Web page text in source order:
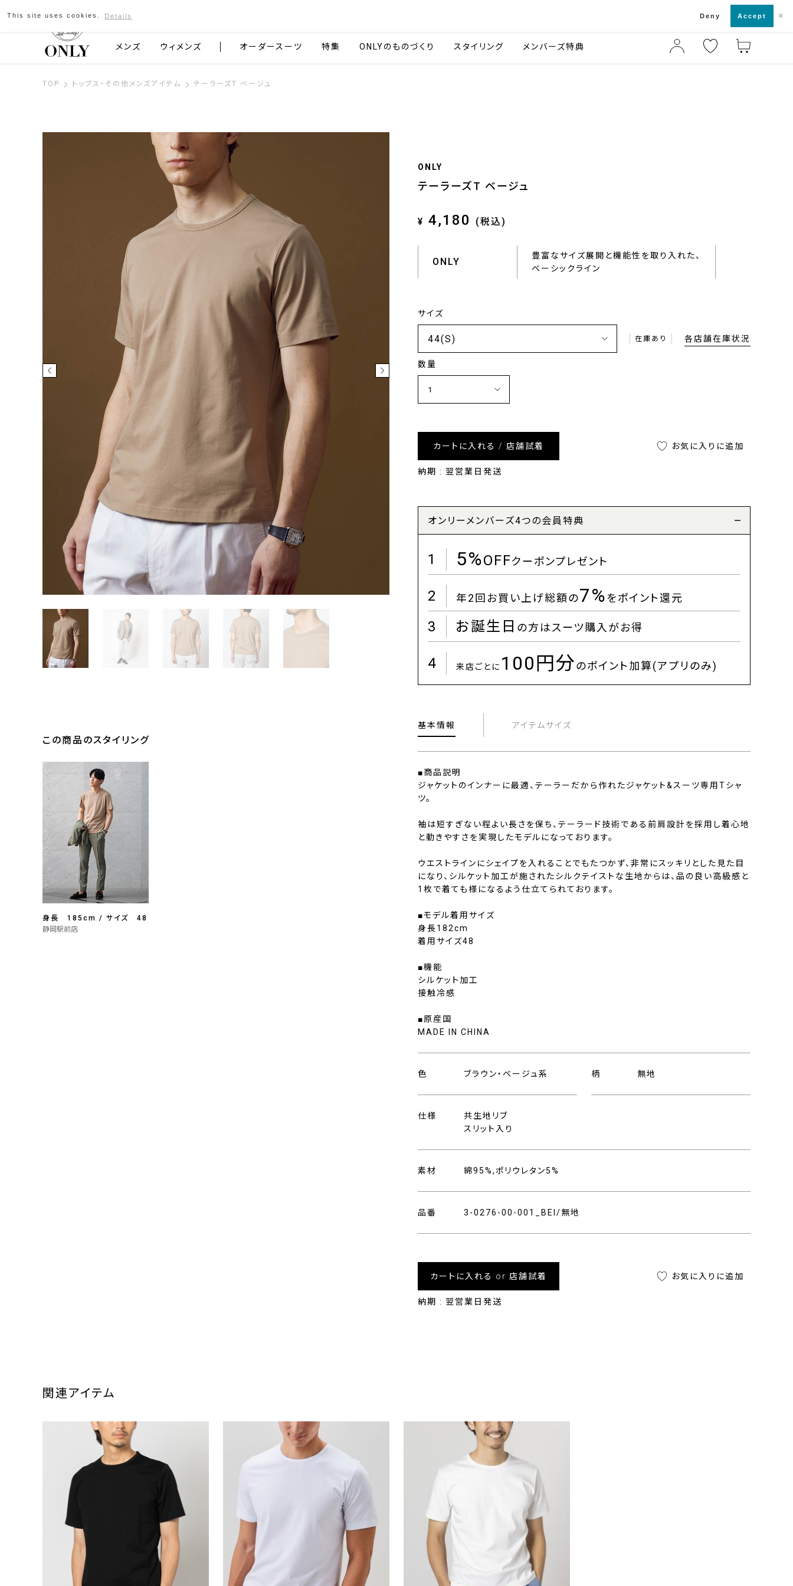
京都発のスーツブランド ONLY
メンズ ウィメンズ オーダースーツ 特集 ONLYのものづくり スタイリング メンバーズ特典
TOP トップス・その他メンズアイテム テーラーズT ベージュ
ONLY
テーラーズT ベージュ
¥ 4,180 (税込)
ONLY
豊富なサイズ展開と機能性を取り入れた、
ベーシックライン
サイズ
在庫あり 各店舗在庫状況
数量
カートに入れる / 店舗試着
納期 : 翌営業日発送
お気に入りに追加
オンリーメンバーズ4つの会員特典
1 5%OFFクーポンプレゼント
2 年2回お買い上げ総額の7%をポイント還元
3 お誕生日 の方はスーツ購入がお得
4 来店ごとに 100円分のポイント加算(アプリのみ)
基本情報 アイテムサイズ
■商品説明
ジャケットのインナーに最適、テーラーだから作れたジャケット&スーツ専用Tシャ
ツ。
袖は短すぎない程よい長さを保ち、テーラード技術である前肩設計を採用し着心地
と動きやすさを実現したモデルになっております。
ウエストラインにシェイプを入れることでもたつかず、非常にスッキリとした見た目
になり、シルケット加工が施されたシルクテイストな生地からは、品の良い高級感と
1枚で着ても様になるよう仕立てられております。
■モデル着用サイズ
身長182cm
着用サイズ48
■機能
シルケット加工
接触冷感
■原産国
MADE IN CHINA
色 ブラウン・ベージュ系 柄 無地
仕様
共生地リブ
スリット入り
素材 綿95%,ポリウレタン5%
品番 3-0276-00-001_BEI/無地
カートに入れる or 店舗試着
納期 : 翌営業日発送
お気に入りに追加
この商品のスタイリング
身長 185cm / サイズ 48
静岡駅前店
関連アイテム
This site uses cookies. Details Deny Accept ×